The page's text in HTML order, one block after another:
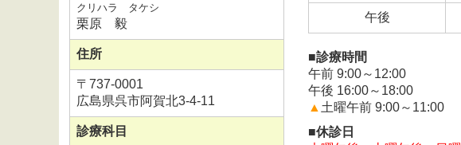
クリハラ タケシ
栗原 毅
住所
〒 737-0001
広島県呉市阿賀北3-4-11
診療科目
午後
■診療時間
午前 9:00～12:00
午後 16:00～18:00
▲ 土曜午前 9:00～11:00
■休診日